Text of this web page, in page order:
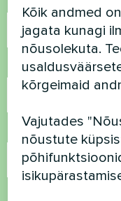
Telefoninumber
E-post
Kõik andmed
jagata kunagi
nõusolekuta.
kõrgeimaid
Vajutades
nõustute